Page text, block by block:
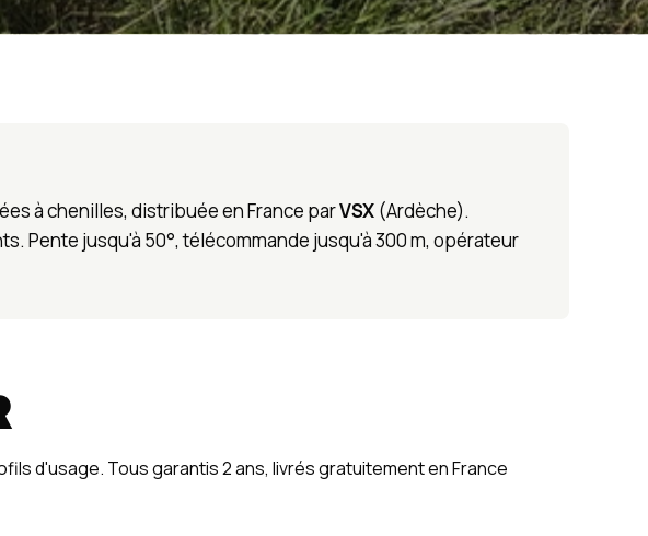
à chenilles, distribuée en France parVSX (Ardèche).
Pente jusqu'à 50°, télécommande jusqu'à 300 m, opérateur
d'usage. Tous garantis 2 ans, livrés gratuitement en France